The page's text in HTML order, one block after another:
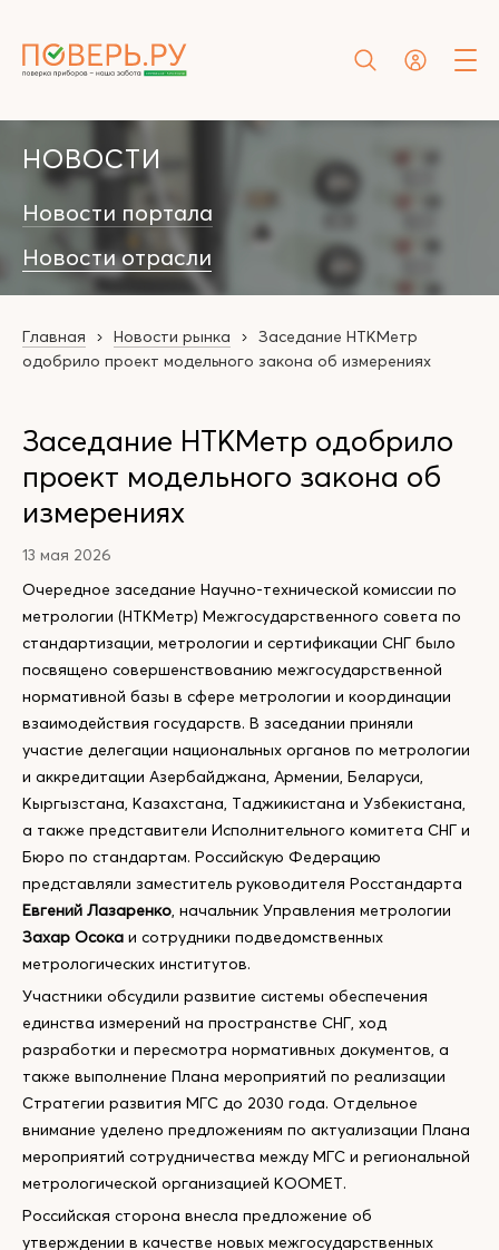
НОВОСТИ
Новости портала
Новости отрасли
Главная Новости рынка
Заседание НТКМетр
одобрило проект модельного закона об измерениях
Заседание НТКМетр одобрило
проект модельного закона об
измерениях
13 мая 2026
Очередное заседание Научно-технической комиссии по
метрологии (НТКМетр) Межгосударственного совета по
стандартизации, метрологии и сертификации СНГ было
посвящено совершенствованию межгосударственной
нормативной базы в сфере метрологии и координации
взаимодействия государств. В заседании приняли
участие делегации национальных органов по метрологии
и аккредитации Азербайджана, Армении, Беларуси,
Кыргызстана, Казахстана, Таджикистана и Узбекистана,
а также представители Исполнительного комитета СНГ и
Бюро по стандартам. Российскую Федерацию
представляли заместитель руководителя Росстандарта
Евгений Лазаренко, начальник Управления метрологии
Захар Осока и сотрудники подведомственных
метрологических институтов.
Участники обсудили развитие системы обеспечения
единства измерений на пространстве СНГ, ход
разработки и пересмотра нормативных документов, а
также выполнение Плана мероприятий по реализации
Стратегии развития МГС до 2030 года. Отдельное
внимание уделено предложениям по актуализации Плана
мероприятий сотрудничества между МГС и региональной
метрологической организацией КООМЕТ.
Российская сторона внесла предложение об
утверждении в качестве новых межгосударственных